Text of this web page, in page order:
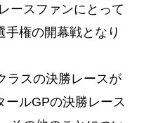
ースファンにとって
手権の開幕戦となり
ラスの決勝レースが
ールGPの決勝レース